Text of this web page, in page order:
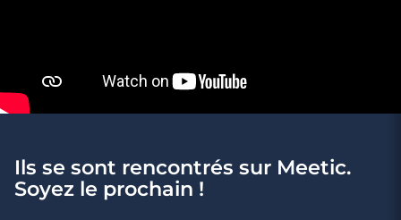
3 minutes
Ils se sont rencontrés sur Meetic.
Soyez le prochain !